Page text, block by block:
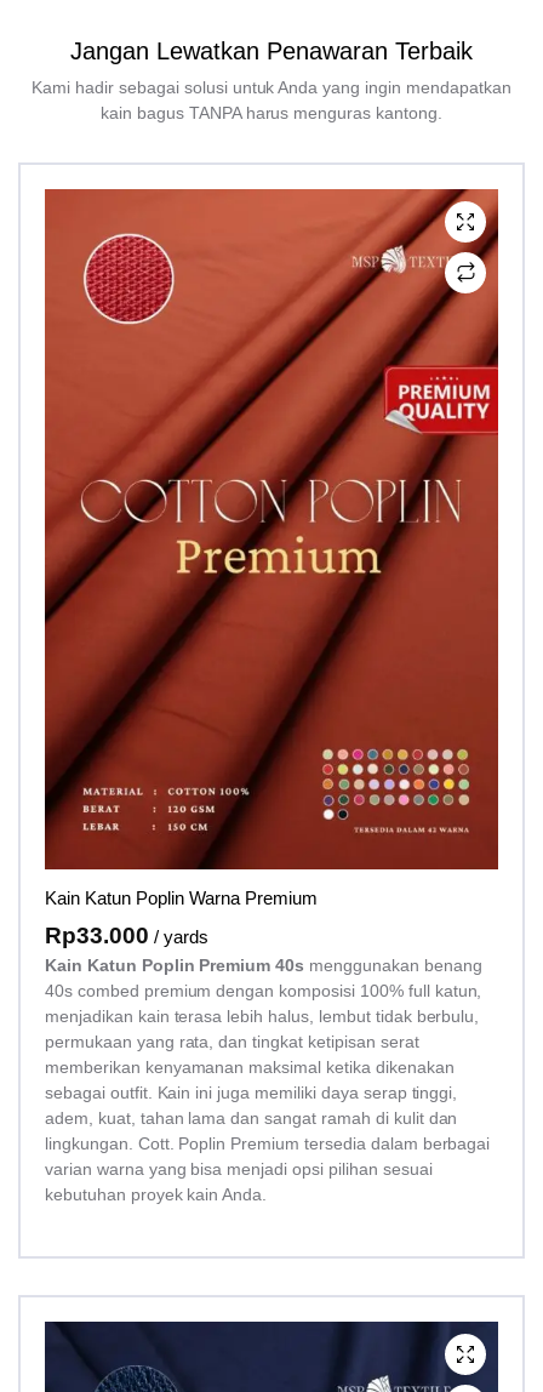
Jangan Lewatkan Penawaran Terbaik
Kami hadir sebagai solusi untuk Anda yang ingin mendapatkan
kain bagus TANPA harus menguras kantong.
Kain Katun Poplin Warna Premium
Rp33.000 / yards
Kain Katun Poplin Premium 40s menggunakan benang
40s combed premium dengan komposisi 100% full katun,
menjadikan kain terasa lebih halus, lembut tidak berbulu,
permukaan yang rata, dan tingkat ketipisan serat
memberikan kenyamanan maksimal ketika dikenakan
sebagai outfit. Kain ini juga memiliki daya serap tinggi,
adem, kuat, tahan lama dan sangat ramah di kulit dan
lingkungan. Cott. Poplin Premium tersedia dalam berbagai
varian warna yang bisa menjadi opsi pilihan sesuai
kebutuhan proyek kain Anda.